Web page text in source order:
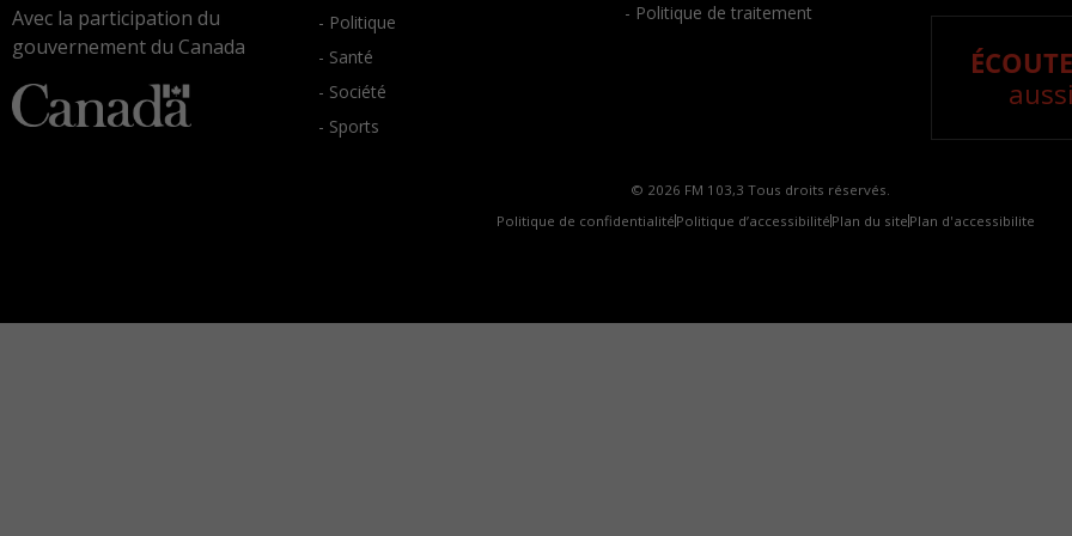
Avec la participation du
gouvernement du Canada
- Politique
- Santé
- Société
- Sports
- Politique de traitement
© 2026 FM 103,3 Tous droits réservés.
Politique de confidentialité Politique d’accessibilité Plan du site Plan d'accessibilite